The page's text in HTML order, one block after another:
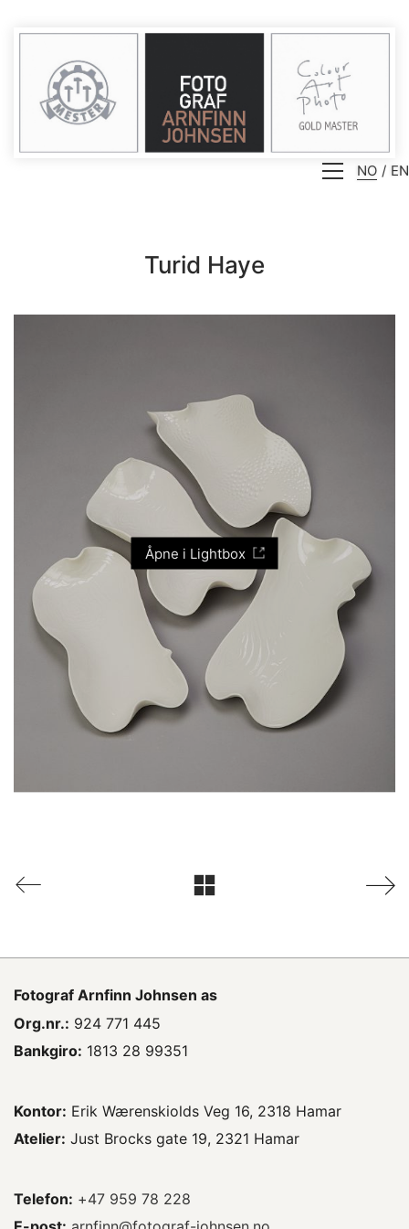
NO EN
Turid Haye
Åpne i Lightbox
Fotograf Arnfinn Johnsen as
Org.nr.: 924 771 445
Bankgiro: 1813 28 99351
Kontor: Erik Wærenskiolds Veg 16, 2318 Hamar
Atelier: Just Brocks gate 19, 2321 Hamar
Telefon: +47 959 78 228